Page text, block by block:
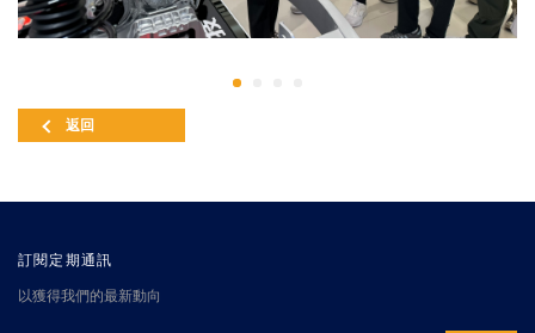
返回
訂閱定期通訊
以獲得我們的最新動向